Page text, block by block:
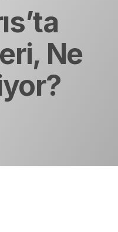
Ne